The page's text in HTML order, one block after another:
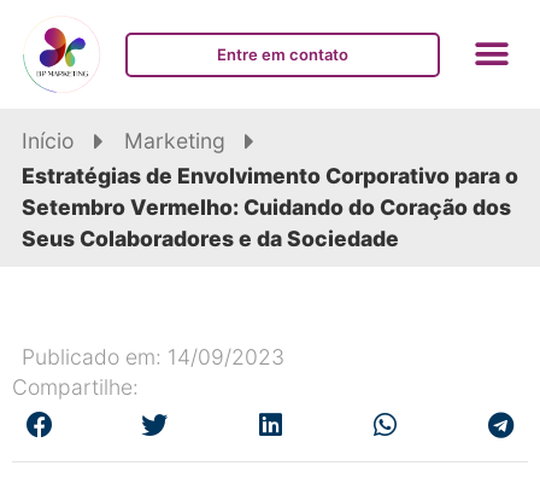
Entre em contato
Início
Marketing
Estratégias de Envolvimento Corporativo para o
Setembro Vermelho: Cuidando do Coração dos
Seus Colaboradores e da Sociedade
Publicado em: 14/09/2023
Compartilhe: